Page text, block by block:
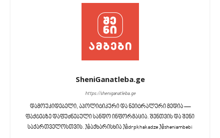
SheniGanatleba.ge
https://sheniganatleba.ge
დამოუკიდებელი, აპოლიტიკური და ნეიტრალური მედია —
ფაქტებზე დაფუძნებული სანდო ინფორმაცია. შენთვის და შენი
საქართველოსთვის. #აქხარისხია #drpkhakadze #sheniambebi